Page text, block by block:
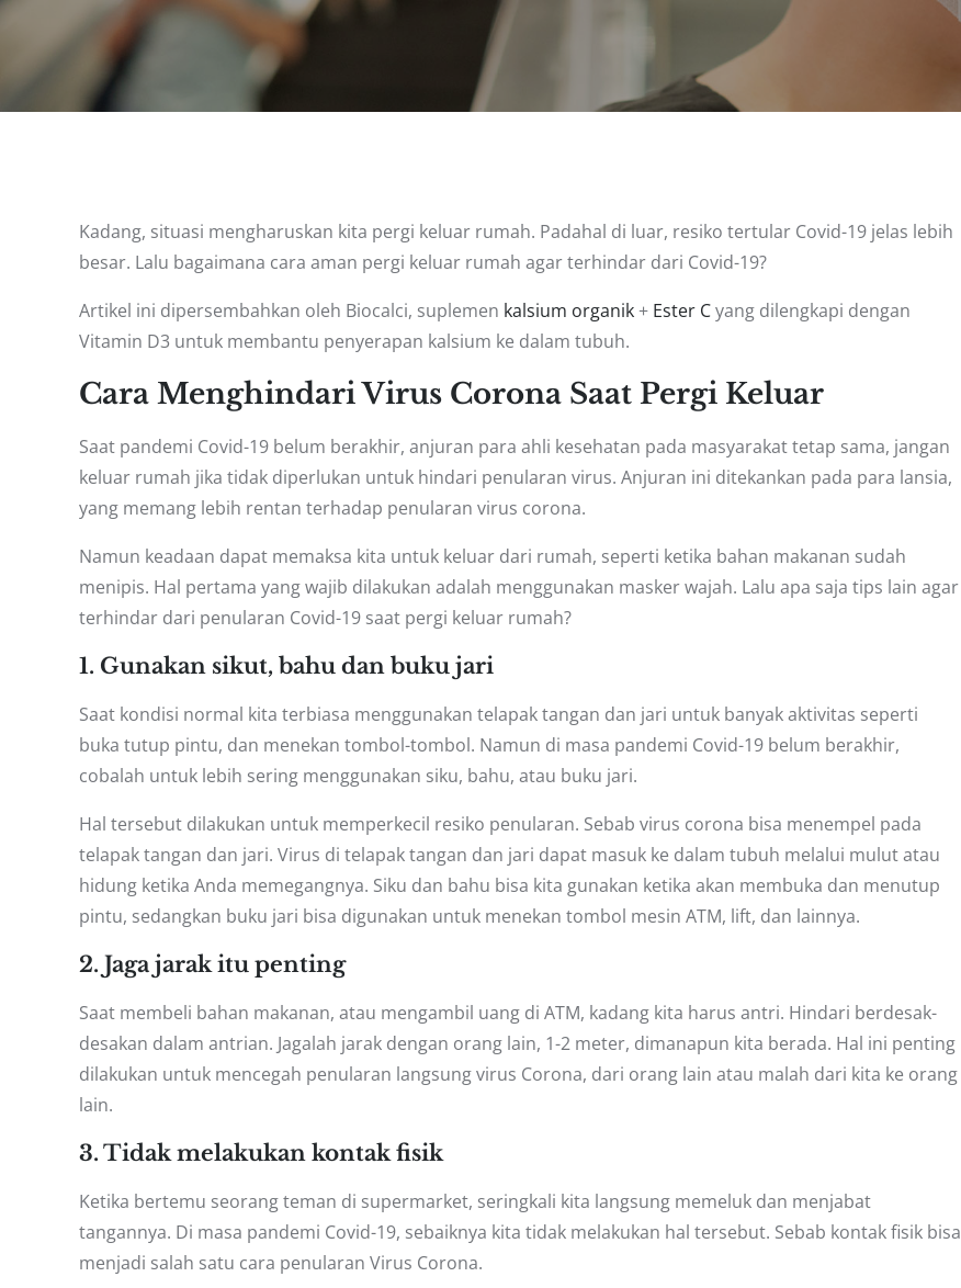
Kadang, situasi mengharuskan kita pergi keluar rumah. Padahal di luar, resiko tertular Covid-19 jelas lebih
besar. Lalu bagaimana cara aman pergi keluar rumah agar terhindar dari Covid-19?
Artikel ini dipersembahkan oleh Biocalci, suplemen kalsium organik+ Ester Cyang dilengkapi dengan
Vitamin D3 untuk membantu penyerapan kalsium ke dalam tubuh.
Cara Menghindari Virus Corona Saat Pergi Keluar
Saat pandemi Covid-19 belum berakhir, anjuran para ahli kesehatan pada masyarakat tetap sama, jangan
keluar rumah jika tidak diperlukan untuk hindari penularan virus. Anjuran ini ditekankan pada para lansia,
yang memang lebih rentan terhadap penularan virus corona.
Namun keadaan dapat memaksa kita untuk keluar dari rumah, seperti ketika bahan makanan sudah
menipis. Hal pertama yang wajib dilakukan adalah menggunakan masker wajah. Lalu apa saja tips lain agar
terhindar dari penularan Covid-19 saat pergi keluar rumah?
1. Gunakan sikut, bahu dan buku jari
Saat kondisi normal kita terbiasa menggunakan telapak tangan dan jari untuk banyak aktivitas seperti
buka tutup pintu, dan menekan tombol-tombol. Namun di masa pandemi Covid-19 belum berakhir,
cobalah untuk lebih sering menggunakan siku, bahu, atau buku jari.
Hal tersebut dilakukan untuk memperkecil resiko penularan. Sebab virus corona bisa menempel pada
telapak tangan dan jari. Virus di telapak tangan dan jari dapat masuk ke dalam tubuh melalui mulut atau
hidung ketika Anda memegangnya. Siku dan bahu bisa kita gunakan ketika akan membuka dan menutup
pintu, sedangkan buku jari bisa digunakan untuk menekan tombol mesin ATM, lift, dan lainnya.
2. Jaga jarak itu penting
Saat membeli bahan makanan, atau mengambil uang di ATM, kadang kita harus antri. Hindari berdesak-
desakan dalam antrian. Jagalah jarak dengan orang lain, 1-2 meter, dimanapun kita berada. Hal ini penting
dilakukan untuk mencegah penularan langsung virus Corona, dari orang lain atau malah dari kita ke orang
lain.
3. Tidak melakukan kontak fisik
Ketika bertemu seorang teman di supermarket, seringkali kita langsung memeluk dan menjabat
tangannya. Di masa pandemi Covid-19, sebaiknya kita tidak melakukan hal tersebut. Sebab kontak fisik bisa
menjadi salah satu cara penularan Virus Corona.